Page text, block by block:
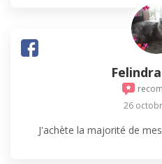
26
J'achète la majorité de